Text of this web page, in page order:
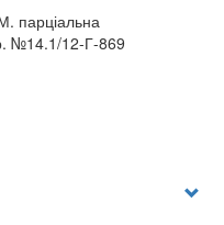
парціальна
№14.1/12-Г-869